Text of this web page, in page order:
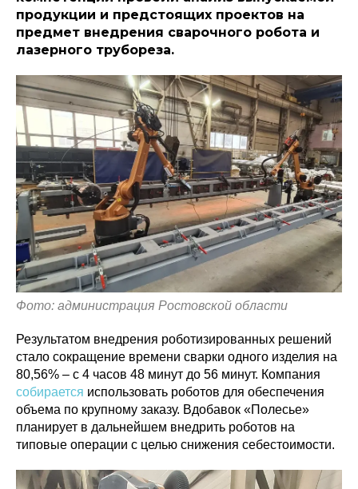
продукции и предстоящих проектов на
предмет внедрения сварочного робота и
лазерного трубореза.
Фото: администрация Ростовской области
Результатом внедрения роботизированных решений
стало сокращение времени сварки одного изделия на
80,56% – с 4 часов 48 минут до 56 минут. Компания
собирается использовать роботов для обеспечения
объема по крупному заказу. Вдобавок «Полесье»
планирует в дальнейшем внедрить роботов на
типовые операции с целью снижения себестоимости.